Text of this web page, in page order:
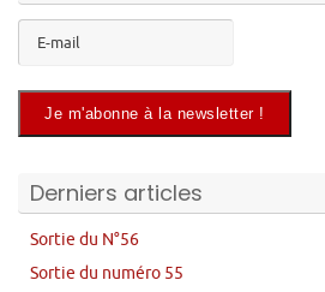
Derniers articles
Sortie du N°56
Sortie du numéro 55